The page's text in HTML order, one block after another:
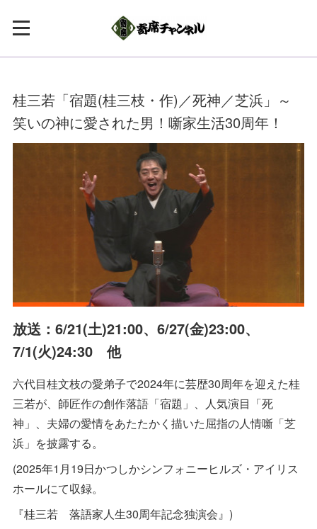
桂三若「宿題(桂三枝・作)／死神／芝浜」～
笑いの神に愛された男！噺家生活30周年！
放送：6/21(土)21:00、6/27(金)23:00、
7/1(火)24:30 他
六代目桂文枝の愛弟子で2024年に芸歴30周年を迎えた桂
三若が、師匠作の創作落語「宿題」、人気演目「死
神」、夫婦の愛情をあたたかく描いた屈指の人情噺「芝
浜」を披露する。
(2025年1月19日かつしかシンフォニーヒルズ・アイリス
ホールにて収録。
『桂三若 落語家人生30周年記念独演会』)